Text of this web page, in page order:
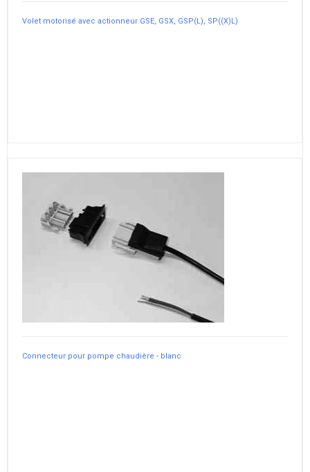
Volet motorisé avec actionneur GSE, GSX, GSP(L), SP((X)L)
Connecteur pour pompe chaudière - blanc